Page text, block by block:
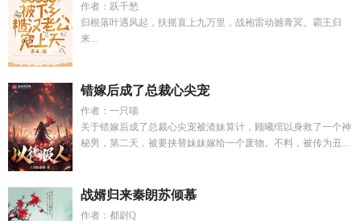
作者：跃千愁
归根落叶遇风起，扶摇直上九万里，战袍雷动撼青冥。霸王归
来...
错嫁后成了总裁心尖宠
作者：一只喵
关于错嫁后成了总裁心尖宠被渣妹算计，顾曦绾以身救了一个神
秘男，第二天，被要挟替妹妹嫁给一个废物。不料，被传为丑...
战婿归来秦朗苏倾慕
作者：都尉Q